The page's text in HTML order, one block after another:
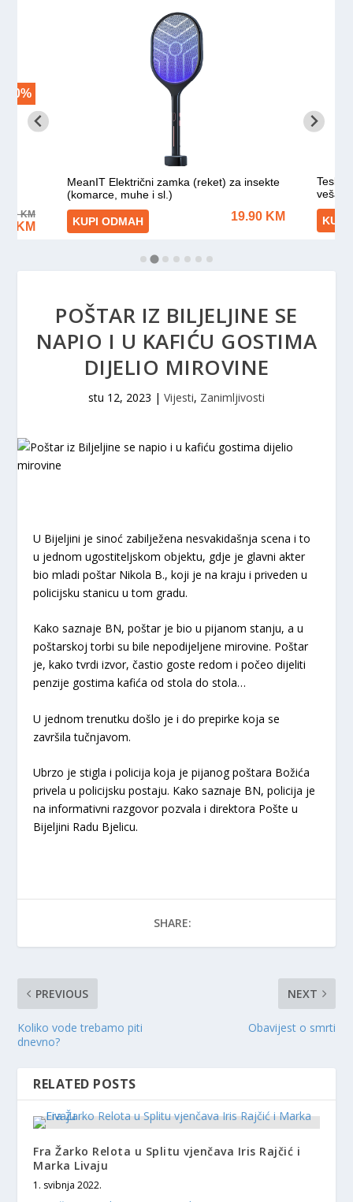
POŠTAR IZ BILJELJINE SE
NAPIO I U KAFIĆU GOSTIMA
DIJELIO MIROVINE
stu 12, 2023 | Vijesti, Zanimljivosti
U Bijeljini je sinoć zabilježena nesvakidašnja scena i to
u jednom ugostiteljskom objektu, gdje je glavni akter
bio mladi poštar Nikola B., koji je na kraju i priveden u
policijsku stanicu u tom gradu.
Kako saznaje BN, poštar je bio u pijanom stanju, a u
poštarskoj torbi su bile nepodijeljene mirovine. Poštar
je, kako tvrdi izvor, častio goste redom i počeo dijeliti
penzije gostima kafića od stola do stola…
U jednom trenutku došlo je i do prepirke koja se
završila tučnjavom.
Ubrzo je stigla i policija koja je pijanog poštara Božića
privela u policijsku postaju. Kako saznaje BN, policija je
na informativni razgovor pozvala i direktora Pošte u
Bijeljini Radu Bjelicu.
SHARE:
PREVIOUS
Koliko vode trebamo piti
dnevno?
NEXT
Obavijest o smrti
RELATED POSTS
Fra Žarko Relota u Splitu vjenčava Iris Rajčić i
Marka Livaju
1. svibnja 2022.